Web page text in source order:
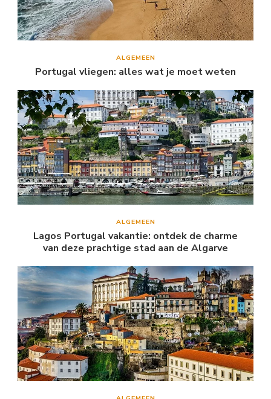
ALGEMEEN
Portugal vliegen: alles wat je moet weten
ALGEMEEN
Lagos Portugal vakantie: ontdek de charme
van deze prachtige stad aan de Algarve